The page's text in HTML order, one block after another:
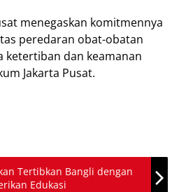
menegaskan komitmennya
peredaran obat-obatan
ketertiban dan keamanan
Jakarta Pusat.
Tertibkan Bangli dengan
Edukasi